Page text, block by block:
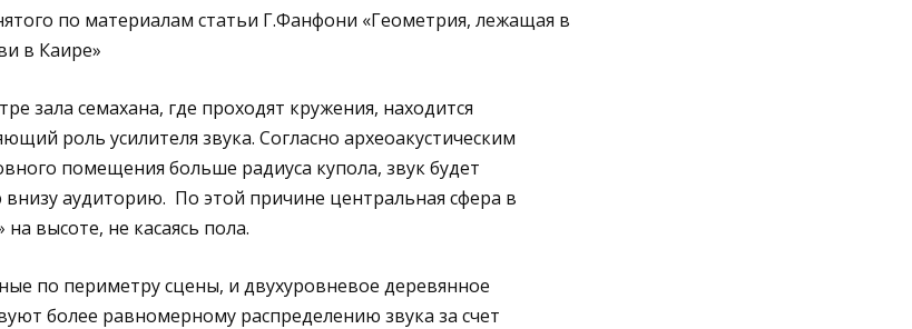
по материалам статьи Г.Фанфони «Геометрия, лежащая в
в Каире»
зала семахана, где проходят кружения, находится
роль усилителя звука. Согласно археоакустическим
помещения больше радиуса купола, звук будет
аудиторию. По этой причине центральная сфера в
высоте, не касаясь пола.
по периметру сцены, и двухуровневое деревянное
более равномерному распределению звука за счет